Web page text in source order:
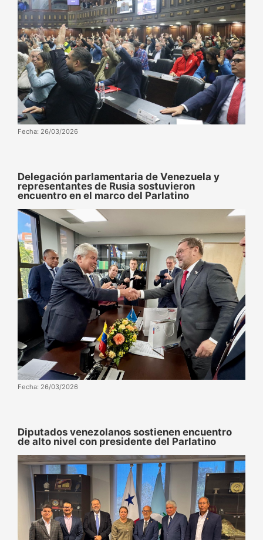
Fecha: 26/03/2026
Delegación parlamentaria de Venezuela y
representantes de Rusia sostuvieron
encuentro en el marco del Parlatino
Fecha: 26/03/2026
Diputados venezolanos sostienen encuentro
de alto nivel con presidente del Parlatino